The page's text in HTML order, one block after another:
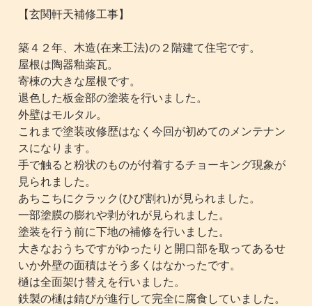
【玄関軒天補修工事】
築４２年、木造(在来工法)の２階建て住宅です。
屋根は陶器釉薬瓦。
寄棟の大きな屋根です。
退色した板金部の塗装を行いました。
外壁はモルタル。
これまで塗装改修歴はなく今回が初めてのメンテナン
スになります。
手で触ると粉状のものが付着するチョーキング現象が
見られました。
あちこちにクラック(ひび割れ)が見られました。
一部塗膜の膨れや剥がれが見られました。
塗装を行う前に下地の補修を行いました。
大きなおうちですがゆったりと開口部を取ってあるせ
いか外壁の面積はそう多くはなかったです。
樋は全面架け替えを行いました。
鉄製の樋は錆びが進行して完全に腐食していました。